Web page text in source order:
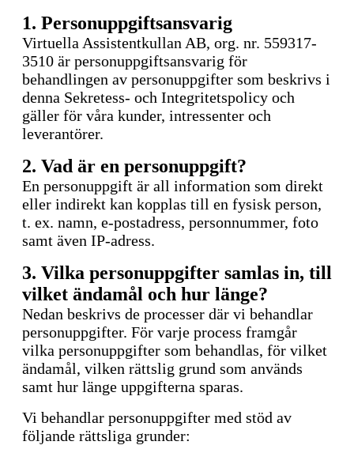
1. Personuppgiftsansvarig
Virtuella Assistentkullan AB, org. nr. 559317-
3510 är personuppgiftsansvarig för
behandlingen av personuppgifter som beskrivs i
denna Sekretess- och Integritetspolicy och
gäller för våra kunder, intressenter och
leverantörer.
2. Vad är en personuppgift?
En personuppgift är all information som direkt
eller indirekt kan kopplas till en fysisk person,
t. ex. namn, e-postadress, personnummer, foto
samt även IP-adress.
3. Vilka personuppgifter samlas in, till
vilket ändamål och hur länge?
Nedan beskrivs de processer där vi behandlar
personuppgifter. För varje process framgår
vilka personuppgifter som behandlas, för vilket
ändamål, vilken rättslig grund som används
samt hur länge uppgifterna sparas.
Vi behandlar personuppgifter med stöd av
följande rättsliga grunder: